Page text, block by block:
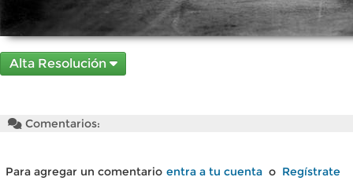
Alta Resolución
Comentarios:
Para agregar un comentario entra a tu cuenta o Regístrate